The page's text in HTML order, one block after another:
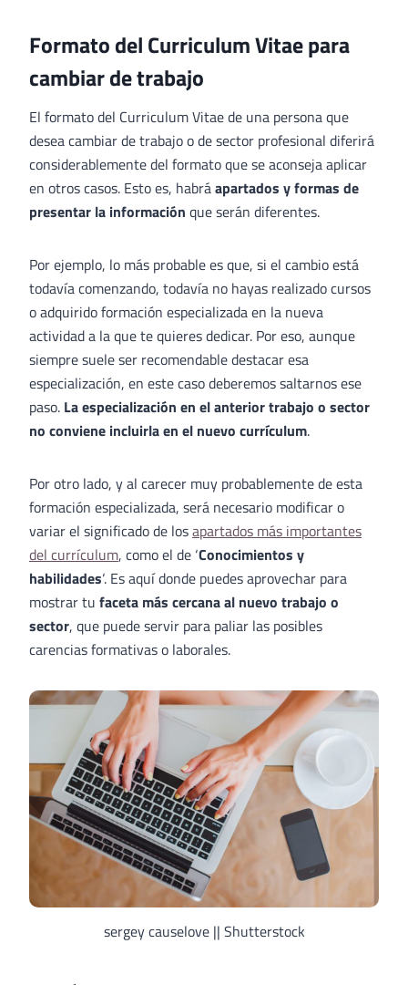
Formato del Curriculum Vitae para
cambiar de trabajo
El formato del Curriculum Vitae de una persona que
desea cambiar de trabajo o de sector profesional diferirá
considerablemente del formato que se aconseja aplicar
en otros casos. Esto es, habráapartados y formas de
presentar la información que serán diferentes.
Por ejemplo, lo más probable es que, si el cambio está
todavía comenzando, todavía no hayas realizado cursos
o adquirido formación especializada en la nueva
actividad a la que te quieres dedicar. Por eso, aunque
siempre suele ser recomendable destacar esa
especialización, en este caso deberemos saltarnos ese
paso. La especialización en el anterior trabajo o sector
no conviene incluirla en el nuevo currículum.
Por otro lado, y al carecer muy probablemente de esta
formación especializada, será necesario modificar o
variar el significado de losapartados más importantes
del currículum, como el de ‘Conocimientos y
habilidades‘. Es aquí donde puedes aprovechar para
mostrar tu faceta más cercana al nuevo trabajo o
sector, que puede servir para paliar las posibles
carencias formativas o laborales.
sergey causelove || Shutterstock